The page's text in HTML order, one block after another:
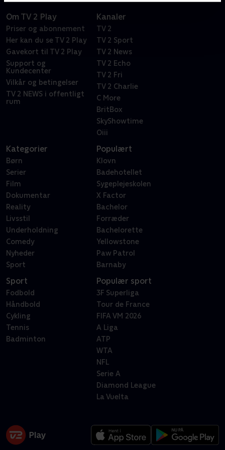
Om TV 2 Play
Priser og abonnement
Her kan du se TV 2 Play
Gavekort til TV 2 Play
Support og
Kundecenter
Vilkår og betingelser
TV 2 NEWS i offentligt
rum
Kanaler
TV 2
TV 2 Sport
TV 2 News
TV 2 Echo
TV 2 Fri
TV 2 Charlie
C More
BritBox
SkyShowtime
Oiii
Kategorier
Børn
Serier
Film
Dokumentar
Reality
Livsstil
Underholdning
Comedy
Nyheder
Sport
Populært
Klovn
Badehotellet
Sygeplejeskolen
X Factor
Bachelor
Forræder
Bachelorette
Yellowstone
Paw Patrol
Barnaby
Sport
Fodbold
Håndbold
Cykling
Tennis
Badminton
Populær sport
3F Superliga
Tour de France
FIFA VM 2026
A Liga
ATP
WTA
NFL
Serie A
Diamond League
La Vuelta